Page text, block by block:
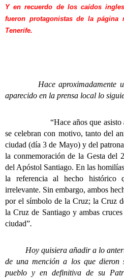
Y en recuerdo de los caídos
fueron protagonistas de la
Tenerife.
Hace aproximadamente un
aparecido en la prensa local lo
“Hace años que
se celebran con motivo, tanto del
ciudad (día 3 de Mayo) y del
la conmemoración de la Gesta del
del Apóstol Santiago. En las
la referencia al hecho histórico
irrelevante. Sin embargo, ambos
por el símbolo de la Cruz; la Cruz
la Cruz de Santiago y ambas
ciudad”.
Hoy quisiera añadir a lo
de una mención a los que
pueblo y en definitiva de su